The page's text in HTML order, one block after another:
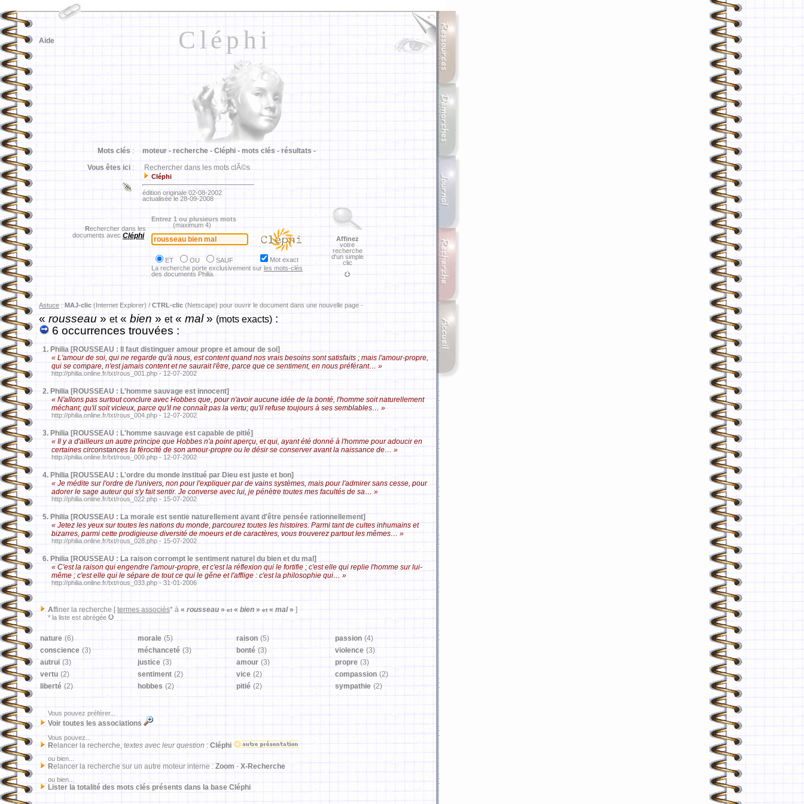
Cléphi
Aide
Mots clés : moteur - recherche - Cléphi - mots clés - résultats -
Vous êtes ici : Rechercher dans les mots clÃ©s
Cléphi
édition originale 02-08-2002
actualisée le 28-09-2008
Rechercher dans les
documents avec Cléphi
Entrez 1 ou plusieurs mots
(maximum 4)
ET OU SAUF
Mot exact
La recherche porte exclusivement sur les mots-clés
des documents Philia.
Affinez
votre
recherche
d'un simple
clic
Astuce : MAJ-clic (Internet Explorer) / CTRL-clic (Netscape) pour ouvrir le document dans une nouvelle page -
«rousseau» et« bien » et« mal» (mots exacts) :
6 occurrences trouvées :
1. Philia [ROUSSEAU : Il faut distinguer amour propre et amour de soi]
« L'amour de soi, qui ne regarde qu'à nous, est content quand nos vrais besoins sont satisfaits ; mais l'amour-propre,
qui se compare, n'est jamais content et ne saurait l'être, parce que ce sentiment, en nous préférant… »
http://philia.online.fr/txt/rous_001.php - 12-07-2002
2. Philia [ROUSSEAU : L'homme sauvage est innocent]
« N'allons pas surtout conclure avec Hobbes que, pour n'avoir aucune idée de la bonté, l'homme soit naturellement
méchant; qu'il soit vicieux, parce qu'il ne connaît pas la vertu; qu'il refuse toujours à ses semblables… »
http://philia.online.fr/txt/rous_004.php - 12-07-2002
3. Philia [ROUSSEAU : L'homme sauvage est capable de pitié]
« Il y a d'ailleurs un autre principe que Hobbes n'a point aperçu, et qui, ayant été donné à l'homme pour adoucir en
certaines circonstances la férocité de son amour-propre ou le désir se conserver avant la naissance de… »
http://philia.online.fr/txt/rous_009.php - 12-07-2002
4. Philia [ROUSSEAU : L'ordre du monde institué par Dieu est juste et bon]
« Je médite sur l'ordre de l'univers, non pour l'expliquer par de vains systèmes, mais pour l'admirer sans cesse, pour
adorer le sage auteur qui s'y fait sentir. Je converse avec lui, je pénètre toutes mes facultés de sa… »
http://philia.online.fr/txt/rous_022.php - 15-07-2002
5. Philia [ROUSSEAU : La morale est sentie naturellement avant d'être pensée rationnellement]
« Jetez les yeux sur toutes les nations du monde, parcourez toutes les histoires. Parmi tant de cultes inhumains et
bizarres, parmi cette prodigieuse diversité de moeurs et de caractères, vous trouverez partout les mêmes… »
http://philia.online.fr/txt/rous_028.php - 15-07-2002
6. Philia [ROUSSEAU : La raison corrompt le sentiment naturel du bien et du mal]
« C'est la raison qui engendre l'amour-propre, et c'est la réflexion qui le fortifie ; c'est elle qui replie l'homme sur lui-
même ; c'est elle qui le sépare de tout ce qui le gêne et l'afflige : c'est la philosophie qui… »
http://philia.online.fr/txt/rous_033.php - 31-01-2006
Affiner la recherche [ termes associés* à « rousseau »et « bien » et « mal» ]
* la liste est abrégée
nature (6) morale (5) raison (5) passion (4)
conscience (3) méchanceté (3) bonté (3) violence (3)
autrui (3) justice (3) amour (3) propre (3)
vertu (2) sentiment (2) vice (2) compassion (2)
liberté (2) hobbes (2) pitié (2) sympathie (2)
Vous pouvez préférer...
Voir toutes les associations
Vous pouvez...
Relancer la recherche, textes avec leur question : Cléphi
ou bien...
Relancer la recherche sur un autre moteur interne : Zoom - X-Recherche
ou bien...
Lister la totalité des mots clés présents dans la base Cléphi